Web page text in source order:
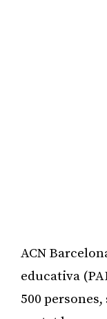
ACN
educativa
500